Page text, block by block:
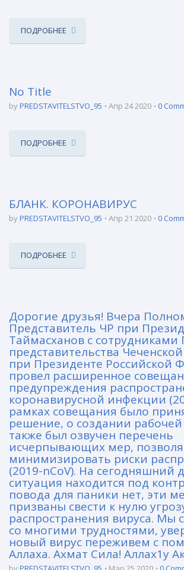
ПОДРОБНЕЕ
No Title
byPREDSTAVITELSTVO_95 Апр 24 2020 0
ПОДРОБНЕЕ
БЛАНК. КОРОНАВИРУС
byPREDSTAVITELSTVO_95 Апр 21 2020 0
ПОДРОБНЕЕ
Дорогие друзья! Вчера
Представитель ЧР при
Таймасханов с сотрудниками
представительства
при Президенте Российской
провел расширенное
предупреждения
коронавирусной инфекции
рамках совещания было
решение, о создании
также был озвучен перечень
исчерпывающих мер,
минимизировать риски
(2019-nCoV). На сегодняшний
ситуация находится под
повода для паники нет, эти
призваны свести к нулю
распространения вируса. Мы
со многими трудностями,
новый вирус переживем с
Аллаха. Ахмат Сила! Аллах1у